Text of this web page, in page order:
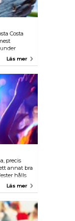
Costa
du
Läs mer
precis
annat bra
hålls
lång och
Läs mer